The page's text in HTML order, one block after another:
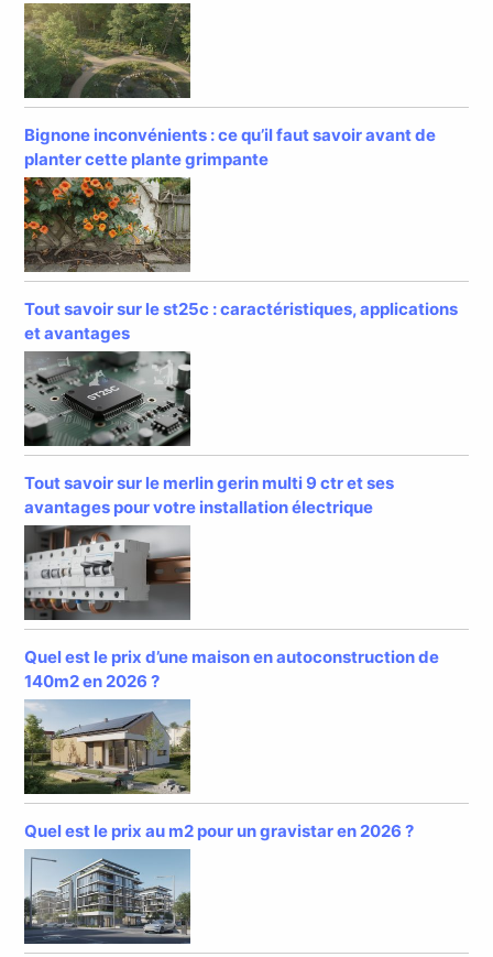
Bignone inconvénients : ce qu’il faut savoir avant de
planter cette plante grimpante
Tout savoir sur le st25c : caractéristiques, applications
et avantages
Tout savoir sur le merlin gerin multi 9 ctr et ses
avantages pour votre installation électrique
Quel est le prix d’une maison en autoconstruction de
140m2 en 2026 ?
Quel est le prix au m2 pour un gravistar en 2026 ?